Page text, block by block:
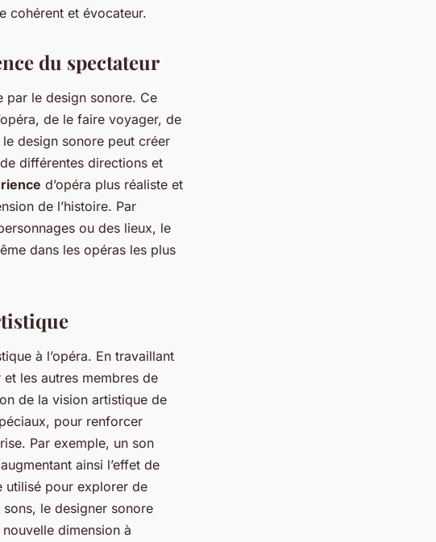
cohérent et évocateur.
du spectateur
par le design sonore. Ce
de le faire voyager, de
design sonore peut créer
différentes directions et
d’opéra plus réaliste et
de l’histoire. Par
ou des lieux, le
dans les opéras les plus
à l’opéra. En travaillant
les autres membres de
de la vision artistique de
pour renforcer
Par exemple, un son
ainsi l’effet de
utilisé pour explorer de
le designer sonore
dimension à